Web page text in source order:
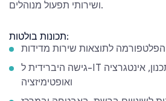
ושירותי תפעול מנוהלים.
תכונות בולטות:
הפלטפורמה לתוצאות שירות מדידות
גישה היברידית ל-IT המקיפה אסטרטגיה, תכנון, אינטגרציה
ואופטימיזציה